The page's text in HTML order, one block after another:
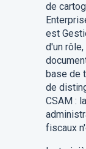
de
est
d'un
base de
de
CSAM :
fiscaux